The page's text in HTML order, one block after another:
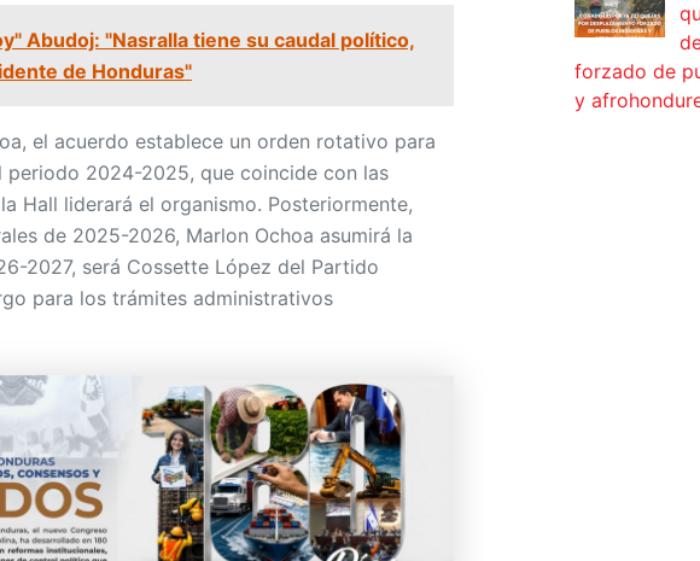
Abudoj: "Nasralla tiene su caudal político,
de Honduras"
el acuerdo establece un orden rotativo para
periodo 2024-2025, que coincide con las
Hall liderará el organismo. Posteriormente,
de 2025-2026, Marlon Ochoa asumirá la
2027, será Cossette López del Partido
para los trámites administrativos
forzado de
y